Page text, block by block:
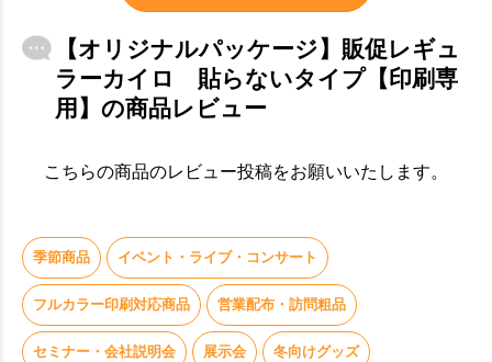
お買い物を続ける カートへ進む
【オリジナルパッケージ】販促レギュ
ラーカイロ 貼らないタイプ【印刷専
用】の商品レビュー
こちらの商品のレビュー投稿をお願いいたします。
季節商品 イベント・ライブ・コンサート
フルカラー印刷対応商品 営業配布・訪問粗品
セミナー・会社説明会 展示会 冬向けグッズ